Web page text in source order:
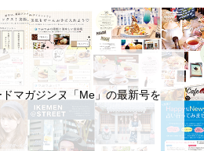
マガジンヌ「Me」の最新号を